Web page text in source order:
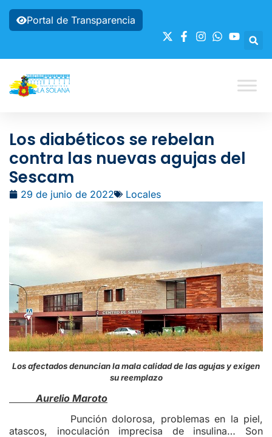
Portal de Transparencia
Los diabéticos se rebelan
contra las nuevas agujas del
Sescam
29 de junio de 2022 Locales
Los afectados denuncian la mala calidad de las agujas y exigen
su reemplazo
Aurelio Maroto
Punción dolorosa, problemas en la piel,
atascos, inoculación imprecisa de insulina… Son